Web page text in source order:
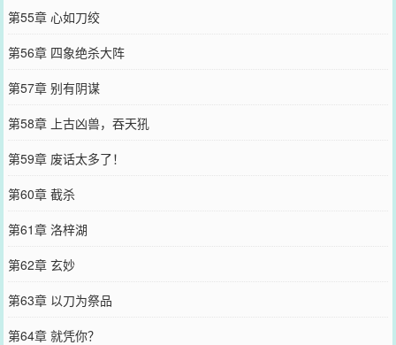
第55章 心如刀绞
第56章 四象绝杀大阵
第57章 别有阴谋
第58章 上古凶兽，吞天犼
第59章 废话太多了！
第60章 截杀
第61章 洛梓湖
第62章 玄妙
第63章 以刀为祭品
第64章 就凭你？